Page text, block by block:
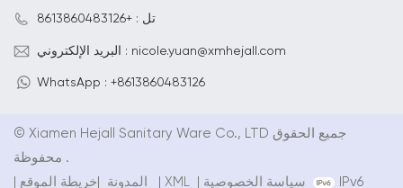
تل : +8613860483126
البريد الإلكتروني : nicole.yuan@xmhejall.com
WhatsApp : +8613860483126
© Xiamen Hejall Sanitary Ware Co., LTD جميع الحقوق
محفوظة .
المدونة XML سياسة الخصوصية IPv6